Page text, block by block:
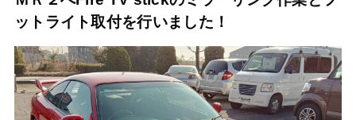
ットライト取付を行いました！